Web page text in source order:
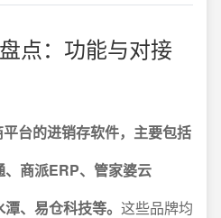
点：功能与对接
台的进销存软件，主要包括
商派ERP、管家婆云
、易仓科技等。 这些品牌均